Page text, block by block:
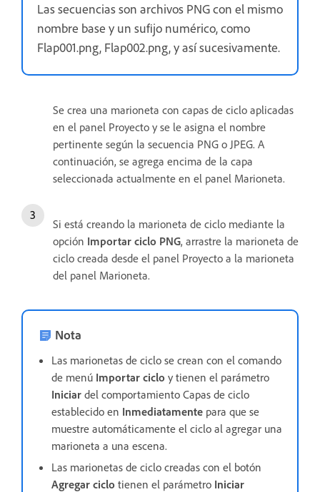
Las secuencias son archivos PNG con el mismo
nombre base y un sufijo numérico, como
Flap001.png, Flap002.png, y así sucesivamente.
Se crea una marioneta con capas de ciclo aplicadas
en el panel Proyecto y se le asigna el nombre
pertinente según la secuencia PNG o JPEG. A
continuación, se agrega encima de la capa
seleccionada actualmente en el panel Marioneta.
Si está creando la marioneta de ciclo mediante la
opción Importar ciclo PNG, arrastre la marioneta de
ciclo creada desde el panel Proyecto a la marioneta
del panel Marioneta.
Nota
Las marionetas de ciclo se crean con el comando
de menú Importar ciclo y tienen el parámetro
Iniciar del comportamiento Capas de ciclo
establecido en Inmediatamente para que se
muestre automáticamente el ciclo al agregar una
marioneta a una escena.
Las marionetas de ciclo creadas con el botón
Agregar ciclo tienen el parámetro Iniciar